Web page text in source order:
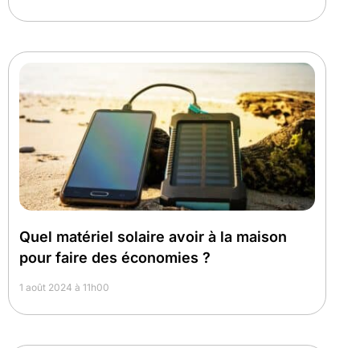
Quel matériel solaire avoir à la maison
pour faire des économies ?
1 août 2024 à 11h00